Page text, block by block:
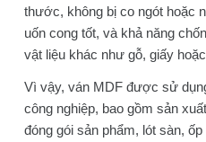
thước, không bị co ngót hoặc
uốn cong tốt, và khả năng
vật liệu khác như gỗ, giấy
Vì vậy, ván MDF được sử
công nghiệp, bao gồm sản
đóng gói sản phẩm, lót sàn,